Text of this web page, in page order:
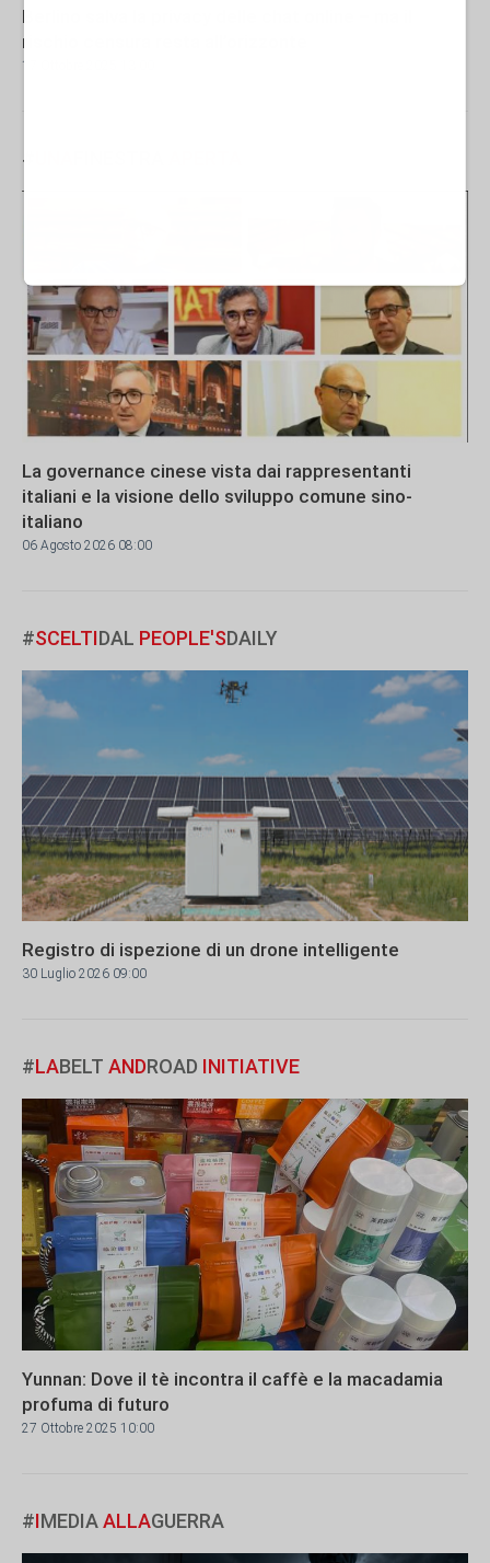
Berlino salva la privacy delle chat online – ma il
rischio censura resta all’orizzonte
17 Ottobre 2025 13:00
#
La governance cinese vista dai rappresentanti
italiani e la visione dello sviluppo comune sino-
italiano
06 Agosto 2026 08:00
#SCELTIDAL PEOPLE'SDAILY
Registro di ispezione di un drone intelligente
30 Luglio 2026 09:00
#LABELT ANDROAD INITIATIVE
Yunnan: Dove il tè incontra il caffè e la macadamia
profuma di futuro
27 Ottobre 2025 10:00
#IMEDIAALLAGUERRA